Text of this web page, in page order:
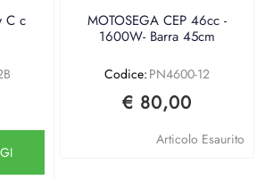
C c
MOTOSEGA CEP 46cc -
1600W- Barra 45cm
Codice: PN4600-12
€ 80,00
Articolo Esaurito